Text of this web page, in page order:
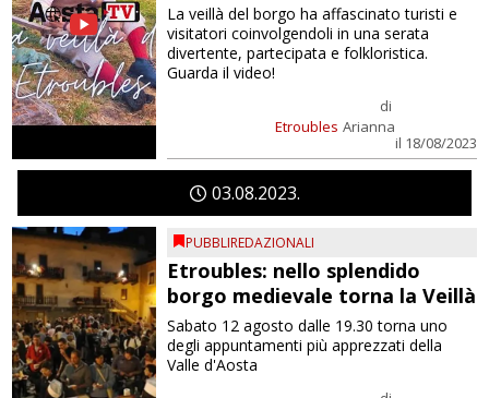
Etroubles
di
Arianna
il 18/08/2023
La veillà del borgo ha affascinato turisti e
visitatori coinvolgendoli in una serata
divertente, partecipata e folkloristica.
Guarda il video!
0308 2023
PUBBLIREDAZIONALI
Etroubles: nello splendido
borgo medievale torna la Veillà
Sabato 12 agosto dalle 19.30 torna uno
degli appuntamenti più apprezzati della
Valle d'Aosta